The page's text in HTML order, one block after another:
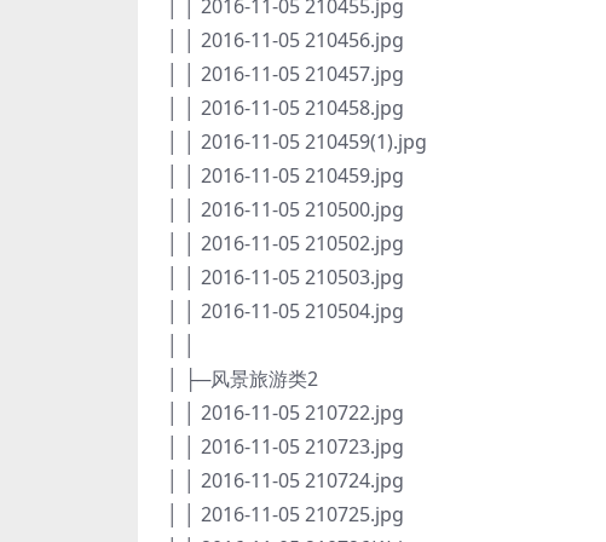
│ │ 2016-11-05 210455.jpg
│ │ 2016-11-05 210456.jpg
│ │ 2016-11-05 210457.jpg
│ │ 2016-11-05 210458.jpg
│ │ 2016-11-05 210459(1).jpg
│ │ 2016-11-05 210459.jpg
│ │ 2016-11-05 210500.jpg
│ │ 2016-11-05 210502.jpg
│ │ 2016-11-05 210503.jpg
│ │ 2016-11-05 210504.jpg
│ ├─风景旅游类2
│ │ 2016-11-05 210722.jpg
│ │ 2016-11-05 210723.jpg
│ │ 2016-11-05 210724.jpg
│ │ 2016-11-05 210725.jpg